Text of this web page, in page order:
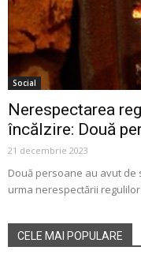
Social
Nerespectarea
încălzire: Două
21 decembrie 2023
Două persoane au avut
urma nerespectării
CELE MAI POPULARE